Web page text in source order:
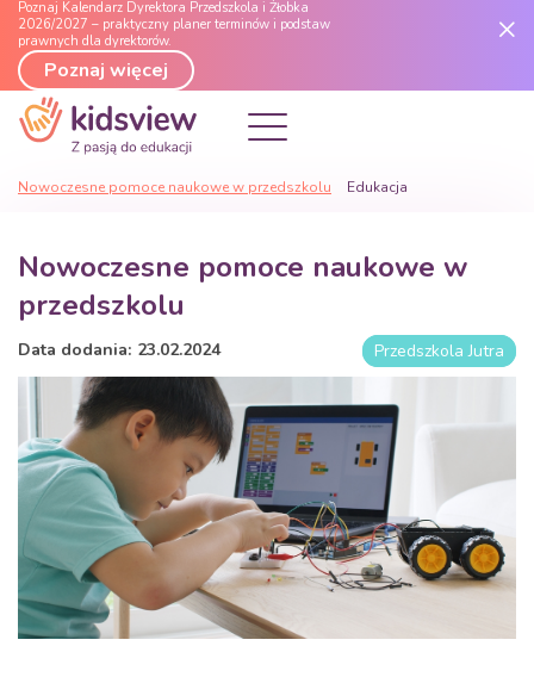
Poznaj Kalendarz Dyrektora Przedszkola i Żłobka
2026/2027 – praktyczny planer terminów i podstaw
prawnych dla dyrektorów.
Poznaj więcej
Nowoczesne pomoce naukowe w przedszkolu Edukacja
Nowoczesne pomoce naukowe w
przedszkolu
Data dodania: 23.02.2024 Przedszkola Jutra